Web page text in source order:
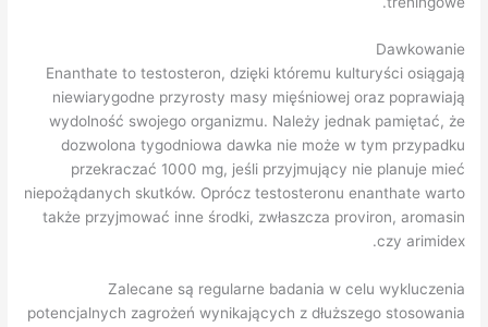
Dawkowanie
Enanthate to testosteron, dzięki któremu kulturyści osiągają
niewiarygodne przyrosty masy mięśniowej oraz poprawiają
wydolność swojego organizmu. Należy jednak pamiętać, że
dozwolona tygodniowa dawka nie może w tym przypadku
przekraczać 1000 mg, jeśli przyjmujący nie planuje mieć
niepożądanych skutków. Oprócz testosteronu enanthate warto
także przyjmować inne środki, zwłaszcza proviron, aromasin
czy arimidex.
Zalecane są regularne badania w celu wykluczenia
potencjalnych zagrożeń wynikających z dłuższego stosowania